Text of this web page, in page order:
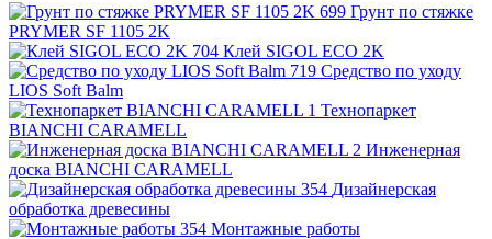
Грунт по стяжке
PRYMER SF 1105 2K
Клей SIGOL ECO 2K
Средство по уходу
LIOS Soft Balm
Технопаркет
BIANCHI CARAMELL
Инженерная
доска BIANCHI CARAMELL
Дизайнерская
обработка древесины
Монтажные работы